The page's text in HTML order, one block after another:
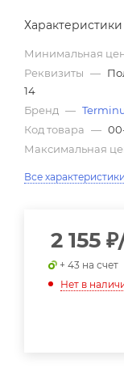
Характеристики
Минимальная
Реквизиты —
14
Бренд —
Код товара —
Максимальная
Все характеристики
2 155 ₽
+ 43 на счет
Нет в